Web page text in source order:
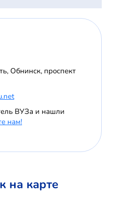
Обнинск, проспект
ВУЗа и нашли
нам!
на карте